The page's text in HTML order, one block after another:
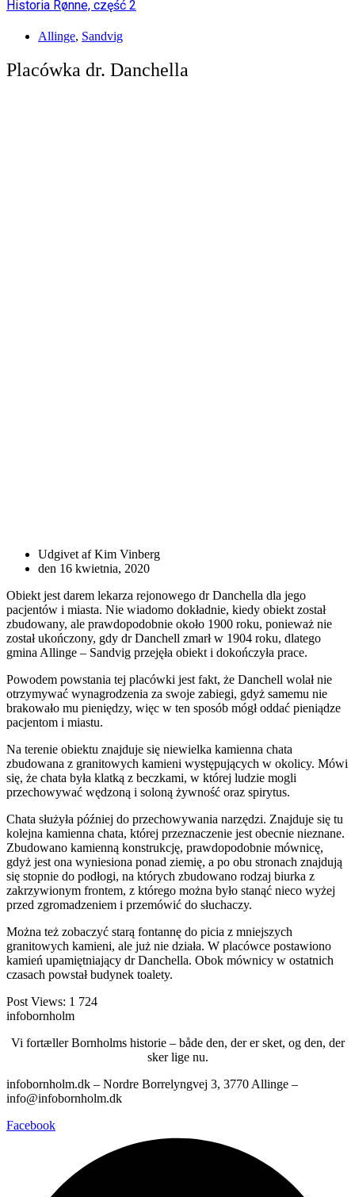
Historia Rønne, część 2
Allinge, Sandvig
Placówka dr. Danchella
Udgivet afKim Vinberg
den 16 kwietnia, 2020
Obiekt jest darem lekarza rejonowego dr Danchella dla jego
pacjentów i miasta. Nie wiadomo dokładnie, kiedy obiekt został
zbudowany, ale prawdopodobnie około 1900 roku, ponieważ nie
został ukończony, gdy dr Danchell zmarł w 1904 roku, dlatego
gmina Allinge – Sandvig przejęła obiekt i dokończyła prace.
Powodem powstania tej placówki jest fakt, że Danchell wolał nie
otrzymywać wynagrodzenia za swoje zabiegi, gdyż samemu nie
brakowało mu pieniędzy, więc w ten sposób mógł oddać pieniądze
pacjentom i miastu.
Na terenie obiektu znajduje się niewielka kamienna chata
zbudowana z granitowych kamieni występujących w okolicy. Mówi
się, że chata była klatką z beczkami, w której ludzie mogli
przechowywać wędzoną i soloną żywność oraz spirytus.
Chata służyła później do przechowywania narzędzi. Znajduje się tu
kolejna kamienna chata, której przeznaczenie jest obecnie nieznane.
Zbudowano kamienną konstrukcję, prawdopodobnie mównicę,
gdyż jest ona wyniesiona ponad ziemię, a po obu stronach znajdują
się stopnie do podłogi, na których zbudowano rodzaj biurka z
zakrzywionym frontem, z którego można było stanąć nieco wyżej
przed zgromadzeniem i przemówić do słuchaczy.
Można też zobaczyć starą fontannę do picia z mniejszych
granitowych kamieni, ale już nie działa. W placówce postawiono
kamień upamiętniający dr Danchella. Obok mównicy w ostatnich
czasach powstał budynek toalety.
Post Views: 1 724
infobornholm
Vi fortæller Bornholms historie – både den, der er sket, og den, der
sker lige nu.
infobornholm.dk – Nordre Borrelyngvej 3, 3770 Allinge –
info@infobornholm.dk
Facebook